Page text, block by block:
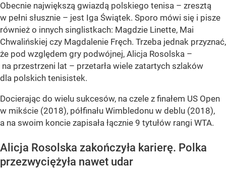
Obecnie największą gwiazdą polskiego tenisa – zresztą
w pełni słusznie – jest Iga Świątek. Sporo mówi się i pisze
również o innych singlistkach: Magdzie Linette, Mai
Chwalińskiej czy Magdalenie Fręch. Trzeba jednak przyznać,
że pod względem gry podwójnej, Alicja Rosolska –
na przestrzeni lat – przetarła wiele zatartych szlaków
dla polskich tenisistek.
Docierając do wielu sukcesów, na czele z finałem US Open
w mikście (2018), półfinału Wimbledonu w deblu (2018),
a na swoim koncie zapisała łącznie 9 tytułów rangi WTA.
Alicja Rosolska zakończyła karierę. Polka
przezwyciężyła nawet udar